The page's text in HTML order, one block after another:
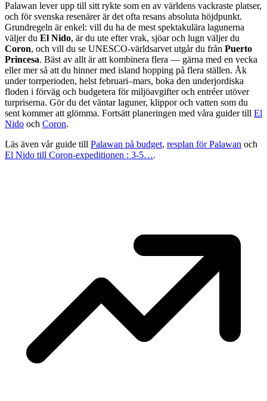
Palawan lever upp till sitt rykte som en av världens vackraste platser,
och för svenska resenärer är det ofta resans absoluta höjdpunkt.
Grundregeln är enkel: vill du ha de mest spektakulära lagunerna
väljer du El Nido, är du ute efter vrak, sjöar och lugn väljer du
Coron, och vill du se UNESCO-världsarvet utgår du från Puerto
Princesa. Bäst av allt är att kombinera flera — gärna med en vecka
eller mer så att du hinner med island hopping på flera ställen. Åk
under torrperioden, helst februari–mars, boka den underjordiska
floden i förväg och budgetera för miljöavgifter och entréer utöver
turpriserna. Gör du det väntar laguner, klippor och vatten som du
sent kommer att glömma. Fortsätt planeringen med våra guider till El
Nido och Coron.
Läs även vår guide till Palawan på budget, resplan för Palawan och
El Nido till Coron-expeditionen : 3-5….